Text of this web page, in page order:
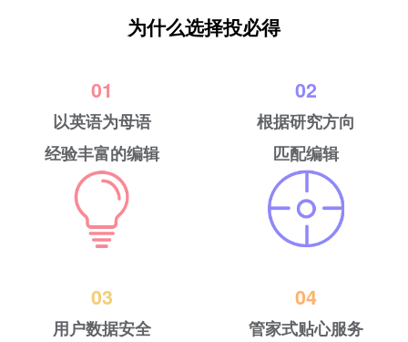
为什么选择投必得
01
以英语为母语
经验丰富的编辑
02
根据研究方向
匹配编辑
03
用户数据安全
04
管家式贴心服务